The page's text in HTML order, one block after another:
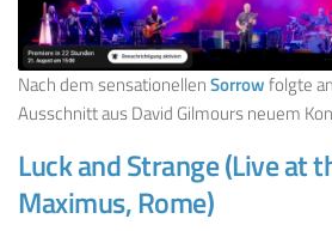
Nach dem sensationellenSorrowfolgte
Ausschnitt aus David Gilmours neuem
Luck and Strange (Live at
Maximus, Rome)